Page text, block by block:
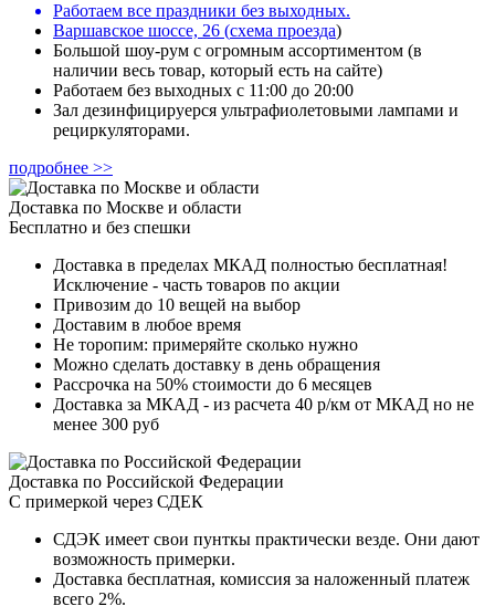
Работаем все праздники без выходных.
Варшавское шоссе, 26 (схема проезда)
Большой шоу-рум с огромным ассортиментом (в
наличии весь товар, который есть на сайте)
Работаем без выходных с 11:00 до 20:00
Зал дезинфицируерся ультрафиолетовыми лампами и
рециркуляторами.
подробнее >>
Доставка по Москве и области
Бесплатно и без спешки
Доставка в пределах МКАД полностью бесплатная!
Исключение - часть товаров по акции
Привозим до 10 вещей на выбор
Доставим в любое время
Не торопим: примеряйте сколько нужно
Можно сделать доставку в день обращения
Рассрочка на 50% стоимости до 6 месяцев
Доставка за МКАД - из расчета 40 р/км от МКАД но не
менее 300 руб
Доставка по Российской Федерации
С примеркой через СДЕК
СДЭК имеет свои пунткы практически везде. Они дают
возможность примерки.
Доставка бесплатная, комиссия за наложенный платеж
всего 2%.